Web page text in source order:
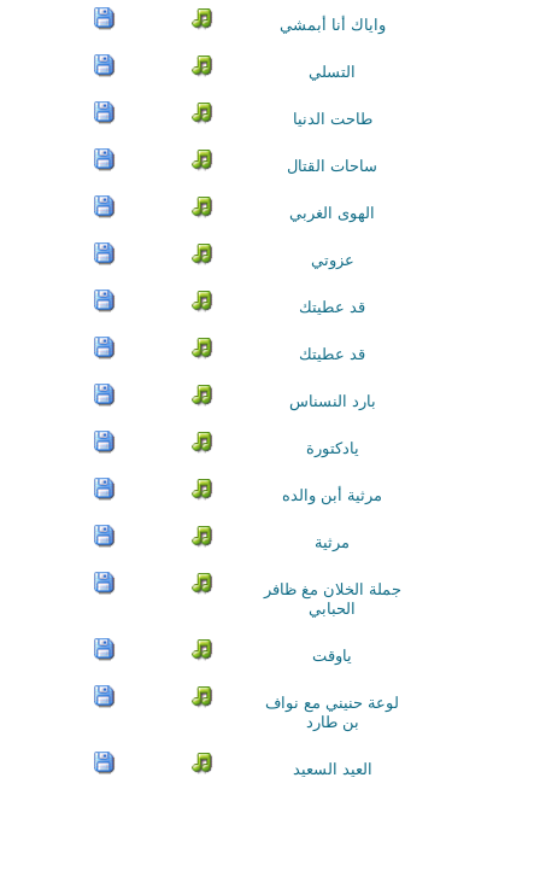
واياك أنا أبمشي
التسلي
طاحت الدنيا
ساحات القتال
الهوى الغربي
عزوتي
قد عطيتك
قد عطيتك
بارد النسناس
يادكتورة
مرثية أبن والده
مرثية
جملة الخلان مغ ظافر
الحبابي
ياوقت
لوعة حنيني مع نواف
بن طارد
العيد السعيد